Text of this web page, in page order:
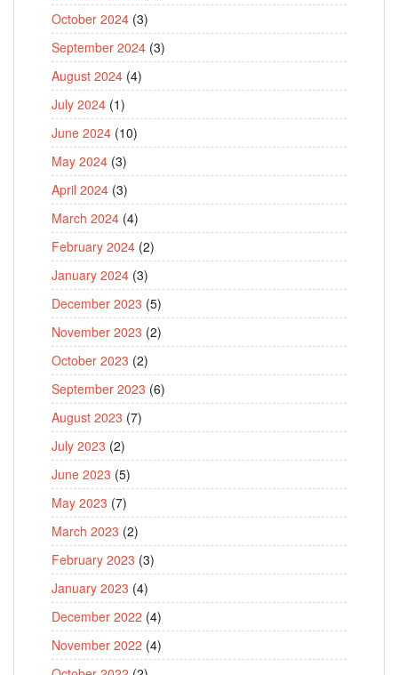
October 2024 (3)
September 2024 (3)
August 2024 (4)
July 2024 (1)
June 2024 (10)
May 2024 (3)
April 2024 (3)
March 2024 (4)
February 2024 (2)
January 2024 (3)
December 2023 (5)
November 2023 (2)
October 2023 (2)
September 2023 (6)
August 2023 (7)
July 2023 (2)
June 2023 (5)
May 2023 (7)
March 2023 (2)
February 2023 (3)
January 2023 (4)
December 2022 (4)
November 2022 (4)